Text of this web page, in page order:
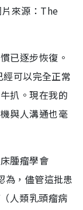
來源：The
已逐步恢復。
可以完全正常
扒。現在我的
與人溝通也毫
腫瘤學會
為，儘管這批患
人類乳頭瘤病